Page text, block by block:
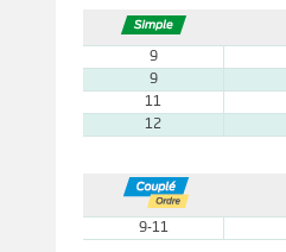
9
9
11
12
9-11